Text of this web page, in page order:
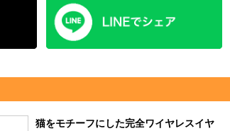
猫をモチーフにした完全ワイヤレスイヤ